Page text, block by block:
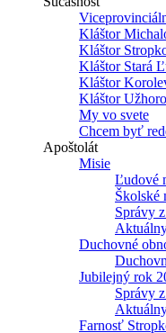
Kláštor
Kláštor
Kláštor Stará
Kláštor
Kláštor
My vo svete
Chcem byť
Apoštolát
Misie
Ľudové
Školské
Správy
Duchovné
Jubilejný rok
Správy
Farnosť